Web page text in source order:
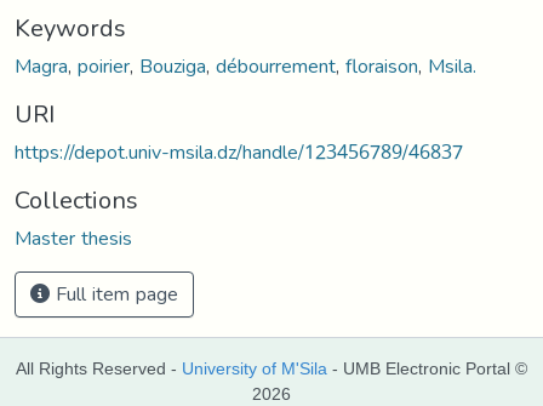
Keywords
Magra,poirier, Bouziga,débourrement,floraison, Msila.
URI
https://depot.univ-msila.dz/handle/123456789/46837
Collections
Master thesis
Full item page
All Rights Reserved - University of M'Sila - UMB Electronic Portal ©
2026